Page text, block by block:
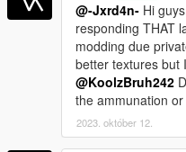
@-Jxrd4n- Hi
responding THAT
modding due
better textures but
@KoolzBruh242
the ammunation
2023. október 12.